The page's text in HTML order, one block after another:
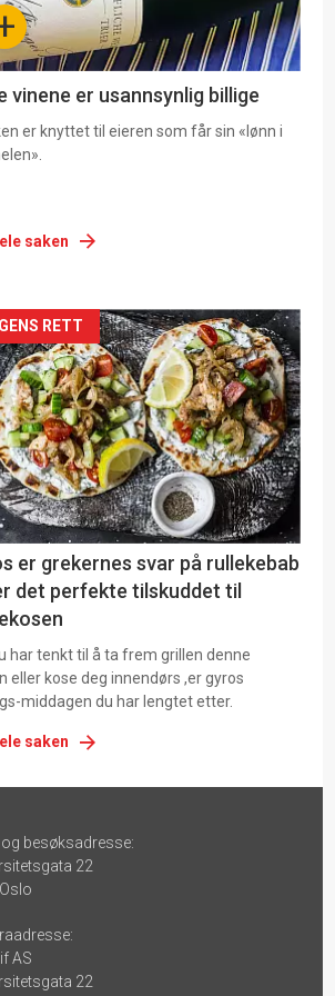
vinene er usannsynlig billige
er knyttet til eieren som får sin «lønn i
saken
RETT
er grekernes svar på rullekebab
det perfekte tilskuddet til
har tenkt til å ta frem grillen denne
eller kose deg innendørs ,er gyros
middagen du har lengtet etter.
saken
besøksadresse:
22
AS
22